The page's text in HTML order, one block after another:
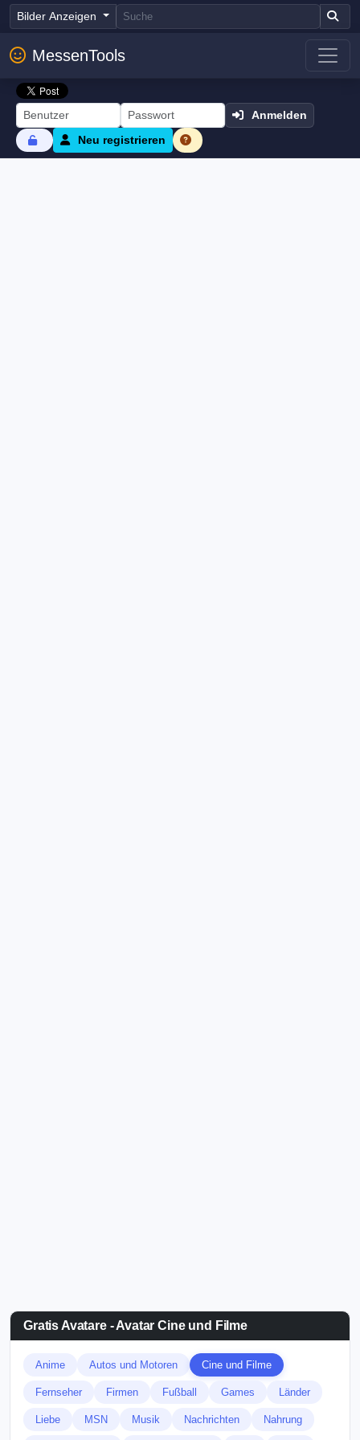
Bilder Anzeigen
MessenTools
Anmelden
Neu registrieren
Gratis Avatare - Avatar Cine und Filme
Anime Autos und Motoren Cine und Filme
Fernseher Firmen Fußball Games Länder
Liebe MSN Musik Nachrichten Nahrung